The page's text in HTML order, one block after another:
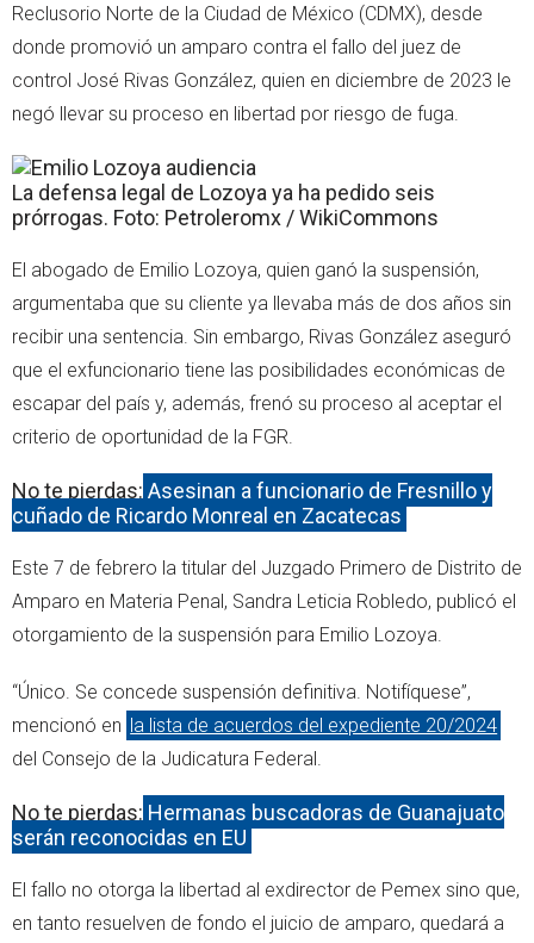
Reclusorio Norte de la Ciudad de México (CDMX), desde
donde promovió un amparo contra el fallo del juez de
control José Rivas González, quien en diciembre de 2023 le
negó llevar su proceso en libertad por riesgo de fuga.
La defensa legal de Lozoya ya ha pedido seis
prórrogas. Foto: Petroleromx / WikiCommons
El abogado de Emilio Lozoya, quien ganó la suspensión,
argumentaba que su cliente ya llevaba más de dos años sin
recibir una sentencia. Sin embargo, Rivas González aseguró
que el exfuncionario tiene las posibilidades económicas de
escapar del país y, además, frenó su proceso al aceptar el
criterio de oportunidad de la FGR.
No te pierdas: Asesinan a funcionario de Fresnillo y
cuñado de Ricardo Monreal en Zacatecas
Este 7 de febrero la titular del Juzgado Primero de Distrito de
Amparo en Materia Penal, Sandra Leticia Robledo, publicó el
otorgamiento de la suspensión para Emilio Lozoya.
“Único. Se concede suspensión definitiva. Notifíquese”,
mencionó en la lista de acuerdos del expediente 20/2024
del Consejo de la Judicatura Federal.
No te pierdas: Hermanas buscadoras de Guanajuato
serán reconocidas en EU
El fallo no otorga la libertad al exdirector de Pemex sino que,
en tanto resuelven de fondo el juicio de amparo, quedará a